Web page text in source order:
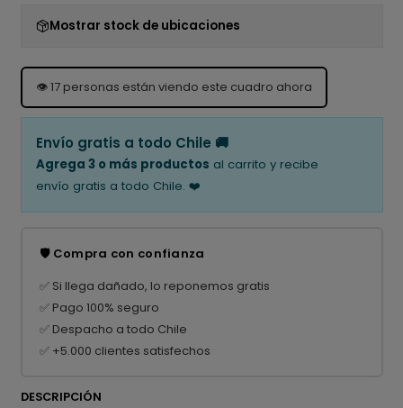
Mostrar stock de ubicaciones
👁️17personas están viendo este cuadro ahora
Envío gratis a todo Chile 🚚
Agrega 3 o más productos al carrito y recibe
envío gratis a todo Chile. ❤️
🛡️ Compra con confianza
✅ Si llega dañado, lo reponemos gratis
✅ Pago 100% seguro
✅ Despacho a todo Chile
✅ +5.000 clientes satisfechos
DESCRIPCIÓN